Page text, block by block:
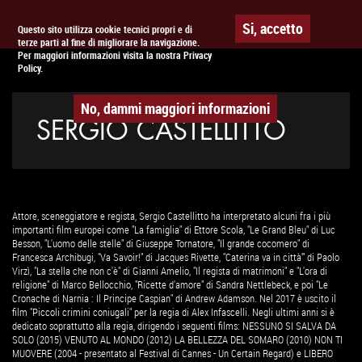
Questo sito utilizza cookie tecnici propri e di
terze parti al fine di migliorare la navigazione.
Per maggiori informazioni visita la nostra Privacy
Policy.
Si, accetto
No, dammi maggiori informazioni
APPUNTAMENTO AL CINEMA
SERGIO CASTELLITTO
Attore, sceneggiatore e regista, Sergio Castellitto ha interpretato alcuni fra i più
importanti film europei come "La famiglia" di Ettore Scola, "Le Grand Bleu" di Luc
Besson, "L'uomo delle stelle" di Giuseppe Tornatore, "Il grande cocomero" di
Francesca Archibugi, "Va Savoir!" di Jacques Rivette, "Caterina va in città'" di Paolo
Virzì, "La stella che non c'è" di Gianni Amelio, "Il regista di matrimoni" e "L'ora di
religione" di Marco Bellocchio, "Ricette d'amore" di Sandra Nettlebeck, e poi "Le
Cronache di Narnia : Il Principe Caspian" di Andrew Adamson. Nel 2017 è uscito il
film "Piccoli crimini coniugali" per la regia di Alex Infascelli. Negli ultimi anni si è
dedicato soprattutto alla regia, dirigendo i seguenti films: NESSUNO SI SALVA DA
SOLO (2015) VENUTO AL MONDO (2012) LA BELLEZZA DEL SOMARO (2010) NON TI
MUOVERE (2004 - presentato al Festival di Cannes - Un Certain Regard) e LIBERO